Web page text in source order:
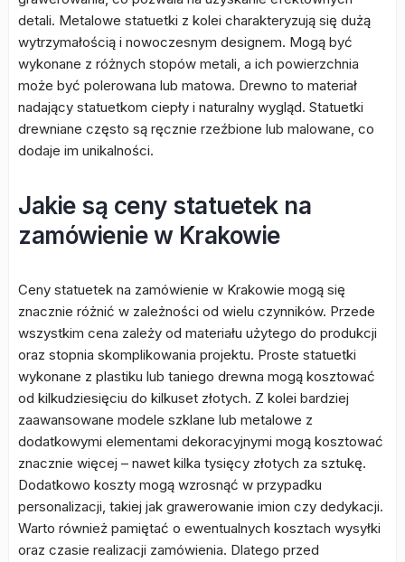
detali. Metalowe statuetki z kolei charakteryzują się dużą
wytrzymałością i nowoczesnym designem. Mogą być
wykonane z różnych stopów metali, a ich powierzchnia
może być polerowana lub matowa. Drewno to materiał
nadający statuetkom ciepły i naturalny wygląd. Statuetki
drewniane często są ręcznie rzeźbione lub malowane, co
dodaje im unikalności.
Jakie są ceny statuetek na
zamówienie w Krakowie
Ceny statuetek na zamówienie w Krakowie mogą się
znacznie różnić w zależności od wielu czynników. Przede
wszystkim cena zależy od materiału użytego do produkcji
oraz stopnia skomplikowania projektu. Proste statuetki
wykonane z plastiku lub taniego drewna mogą kosztować
od kilkudziesięciu do kilkuset złotych. Z kolei bardziej
zaawansowane modele szklane lub metalowe z
dodatkowymi elementami dekoracyjnymi mogą kosztować
znacznie więcej – nawet kilka tysięcy złotych za sztukę.
Dodatkowo koszty mogą wzrosnąć w przypadku
personalizacji, takiej jak grawerowanie imion czy dedykacji.
Warto również pamiętać o ewentualnych kosztach wysyłki
oraz czasie realizacji zamówienia. Dlatego przed